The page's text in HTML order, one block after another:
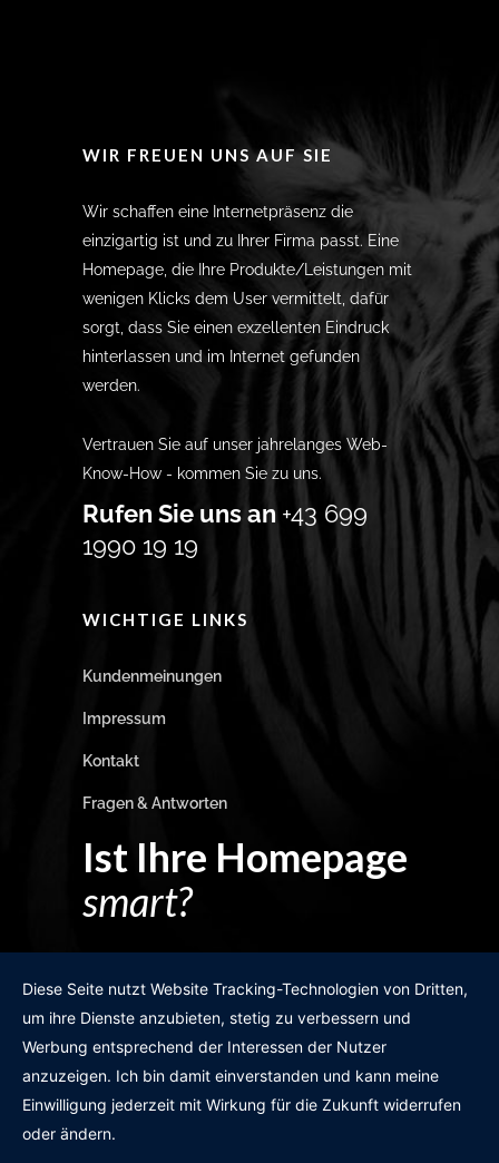
WIR FREUEN UNS AUF SIE
Wir schaffen eine Internetpräsenz die
einzigartig ist und zu Ihrer Firma passt. Eine
Homepage, die Ihre Produkte/Leistungen mit
wenigen Klicks dem User vermittelt, dafür
sorgt, dass Sie einen exzellenten Eindruck
hinterlassen und im Internet gefunden
werden.
Vertrauen Sie auf unser jahrelanges Web-
Know-How - kommen Sie zu uns.
Rufen Sie uns an +43 699
1990 19 19
WICHTIGE LINKS
Kundenmeinungen
Impressum
Kontakt
Fragen & Antworten
Ist Ihre Homepage
smart?
GRATIS WEBSITE-CHECK
Diese Seite nutzt Website Tracking-Technologien von Dritten,
um ihre Dienste anzubieten, stetig zu verbessern und
Werbung entsprechend der Interessen der Nutzer
anzuzeigen. Ich bin damit einverstanden und kann meine
Einwilligung jederzeit mit Wirkung für die Zukunft widerrufen
oder ändern.